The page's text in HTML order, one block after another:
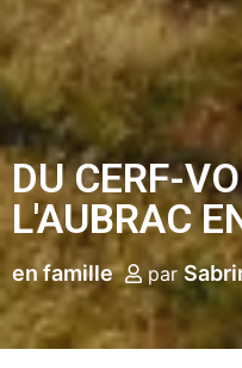
DU CERF-
L'AUBRAC
en famille par